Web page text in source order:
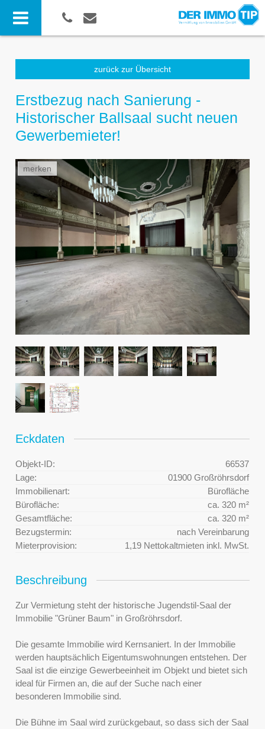
zurück zur Übersicht
Erstbezug nach Sanierung -
Historischer Ballsaal sucht neuen
Gewerbemieter!
merken
Eckdaten
Objekt-ID:
66537
Lage:
01900 Großröhrsdorf
Immobilienart:
Bürofläche
Bürofläche:
ca. 320 m²
Gesamtfläche:
ca. 320 m²
Bezugstermin:
nach Vereinbarung
Mieterprovision:
1,19 Nettokaltmieten inkl. MwSt.
Beschreibung
Zur Vermietung steht der historische Jugendstil-Saal der
Immobilie "Grüner Baum" in Großröhrsdorf.
Die gesamte Immobilie wird Kernsaniert. In der Immobilie
werden hauptsächlich Eigentumswohnungen entstehen. Der
Saal ist die einzige Gewerbeeinheit im Objekt und bietet sich
ideal für Firmen an, die auf der Suche nach einer
besonderen Immobilie sind.
Die Bühne im Saal wird zurückgebaut, so dass sich der Saal